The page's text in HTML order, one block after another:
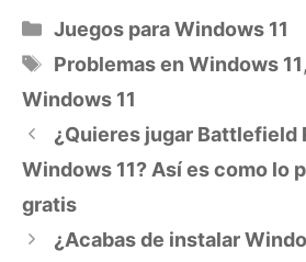
Categorías
Juegos para Windows 11
Etiquetas
Problemas en Windows 11,
Windows 11
¿Quieres jugar Battlefield
Windows 11? Así es como lo
gratis
¿Acabas de instalar